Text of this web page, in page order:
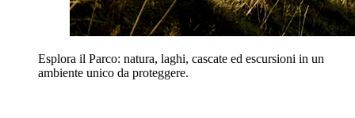
Esplora il Parco: natura, laghi, cascate ed escursioni in un
ambiente unico da proteggere.